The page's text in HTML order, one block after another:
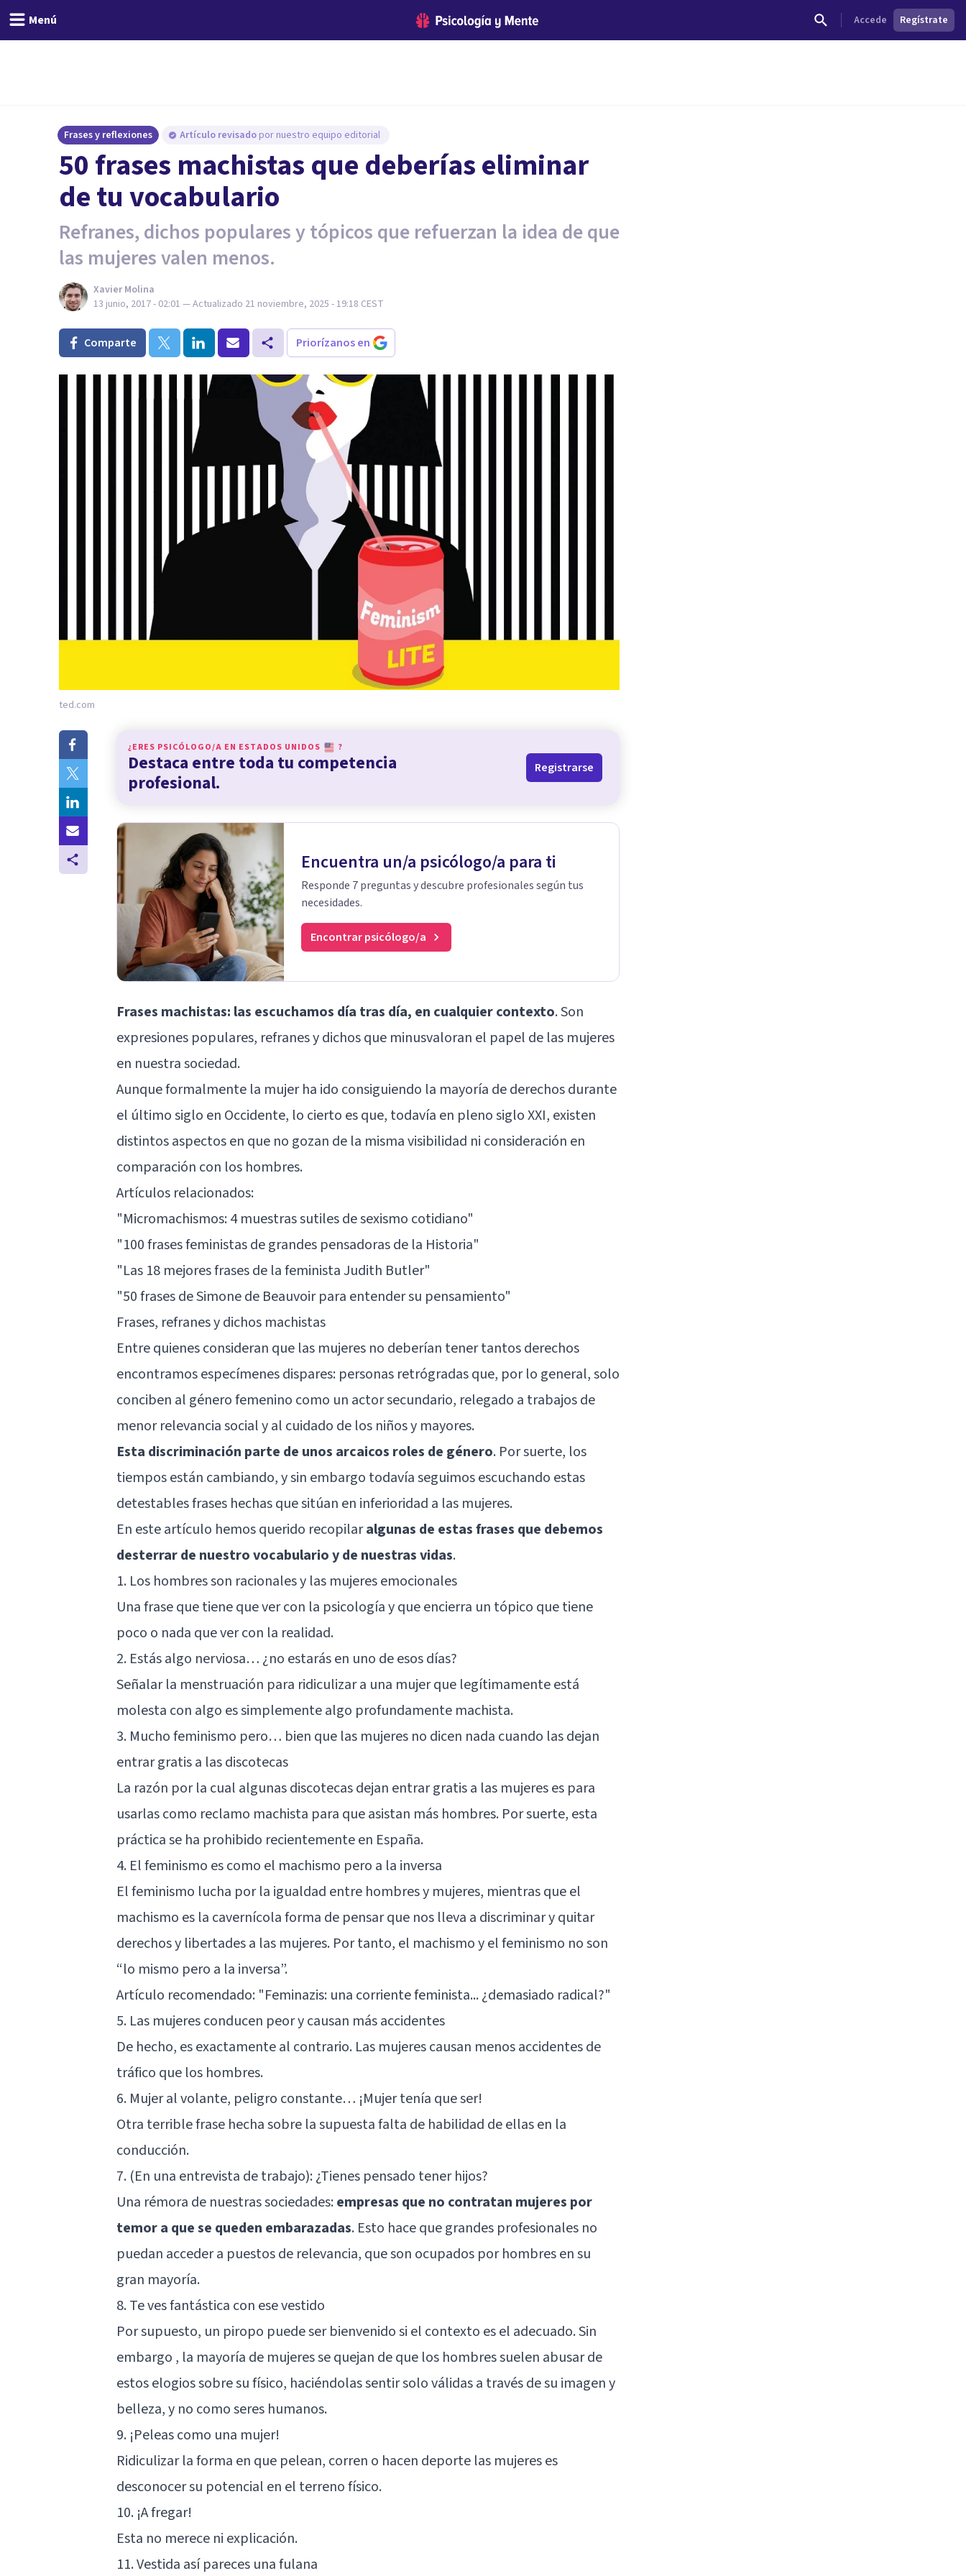
Menú Accede Regístrate
Frases y reflexiones Artículo revisado por nuestro equipo editorial
50 frases machistas que deberías eliminar
de tu vocabulario
Refranes, dichos populares y tópicos que refuerzan la idea de que
las mujeres valen menos.
Xavier Molina
13 junio, 2017 - 02:01 — Actualizado 21 noviembre, 2025 - 19:18 CEST
Comparte Priorízanos en
ted.com
¿ERES PSICÓLOGO/A EN ESTADOS UNIDOS ?
Destaca entre toda tu competencia
profesional.
Registrarse
Encuentra un/a psicólogo/a para ti
Responde 7 preguntas y descubre profesionales según tus
necesidades.
Encontrar psicólogo/a
Frases machistas: las escuchamos día tras día, en cualquier contexto. Son
expresiones populares, refranes y dichos que minusvaloran el papel de las mujeres
en nuestra sociedad.
Aunque formalmente la mujer ha ido consiguiendo la mayoría de derechos durante
el último siglo en Occidente, lo cierto es que, todavía en pleno siglo XXI, existen
distintos aspectos en que no gozan de la misma visibilidad ni consideración en
comparación con los hombres.
Artículos relacionados:
"Micromachismos: 4 muestras sutiles de sexismo cotidiano"
"100 frases feministas de grandes pensadoras de la Historia"
"Las 18 mejores frases de la feminista Judith Butler"
"50 frases de Simone de Beauvoir para entender su pensamiento"
Frases, refranes y dichos machistas
Entre quienes consideran que las mujeres no deberían tener tantos derechos
encontramos especímenes dispares: personas retrógradas que, por lo general, solo
conciben al género femenino como un actor secundario, relegado a trabajos de
menor relevancia social y al cuidado de los niños y mayores.
Esta discriminación parte de unos arcaicos roles de género. Por suerte, los
tiempos están cambiando, y sin embargo todavía seguimos escuchando estas
detestables frases hechas que sitúan en inferioridad a las mujeres.
En este artículo hemos querido recopilaralgunas de estas frases que debemos
desterrar de nuestro vocabulario y de nuestras vidas.
1. Los hombres son racionales y las mujeres emocionales
Una frase que tiene que ver con la psicología y que encierra un tópico que tiene
poco o nada que ver con la realidad.
2. Estás algo nerviosa… ¿no estarás en uno de esos días?
Señalar la menstruación para ridiculizar a una mujer que legítimamente está
molesta con algo es simplemente algo profundamente machista.
3. Mucho feminismo pero… bien que las mujeres no dicen nada cuando las dejan
entrar gratis a las discotecas
La razón por la cual algunas discotecas dejan entrar gratis a las mujeres es para
usarlas como reclamo machista para que asistan más hombres. Por suerte, esta
práctica se ha prohibido recientemente en España.
4. El feminismo es como el machismo pero a la inversa
El feminismo lucha por la igualdad entre hombres y mujeres, mientras que el
machismo es la cavernícola forma de pensar que nos lleva a discriminar y quitar
derechos y libertades a las mujeres. Por tanto, el machismo y el feminismo no son
“lo mismo pero a la inversa”.
Artículo recomendado: "Feminazis: una corriente feminista... ¿demasiado radical?"
5. Las mujeres conducen peor y causan más accidentes
De hecho, es exactamente al contrario. Las mujeres causan menos accidentes de
tráfico que los hombres.
6. Mujer al volante, peligro constante… ¡Mujer tenía que ser!
Otra terrible frase hecha sobre la supuesta falta de habilidad de ellas en la
conducción.
7. (En una entrevista de trabajo): ¿Tienes pensado tener hijos?
Una rémora de nuestras sociedades:empresas que no contratan mujeres por
temor a que se queden embarazadas. Esto hace que grandes profesionales no
puedan acceder a puestos de relevancia, que son ocupados por hombres en su
gran mayoría.
8. Te ves fantástica con ese vestido
Por supuesto, un piropo puede ser bienvenido si el contexto es el adecuado. Sin
embargo , la mayoría de mujeres se quejan de que los hombres suelen abusar de
estos elogios sobre su físico, haciéndolas sentir solo válidas a través de su imagen y
belleza, y no como seres humanos.
9. ¡Peleas como una mujer!
Ridiculizar la forma en que pelean, corren o hacen deporte las mujeres es
desconocer su potencial en el terreno físico.
10. ¡A fregar!
Esta no merece ni explicación.
11. Vestida así pareces una fulana